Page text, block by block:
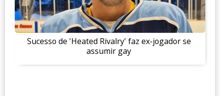
Sucesso de 'Heated Rivalry' faz ex-jogador se
assumir gay